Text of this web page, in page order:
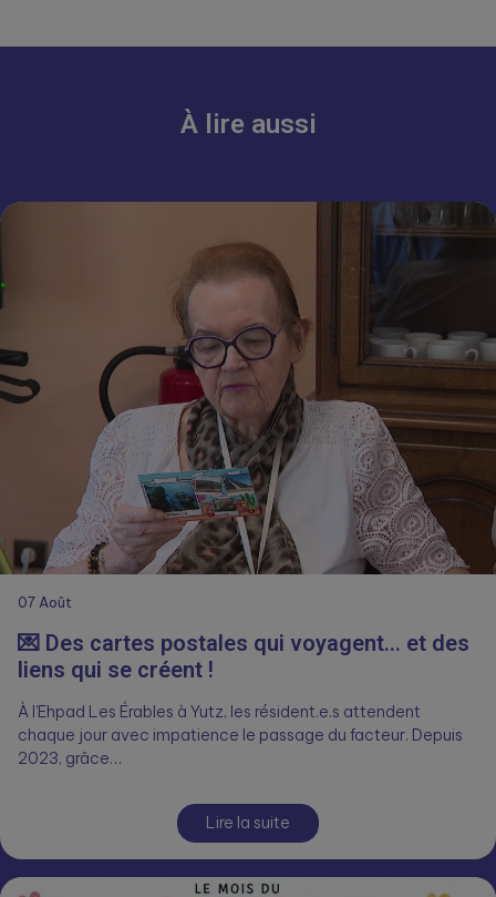
À lire aussi
07 Août
💌 Des cartes postales qui voyagent… et des
liens qui se créent !
À l’Ehpad Les Érables à Yutz, les résident.e.s attendent
chaque jour avec impatience le passage du facteur. Depuis
2023, grâce…
Lire la suite